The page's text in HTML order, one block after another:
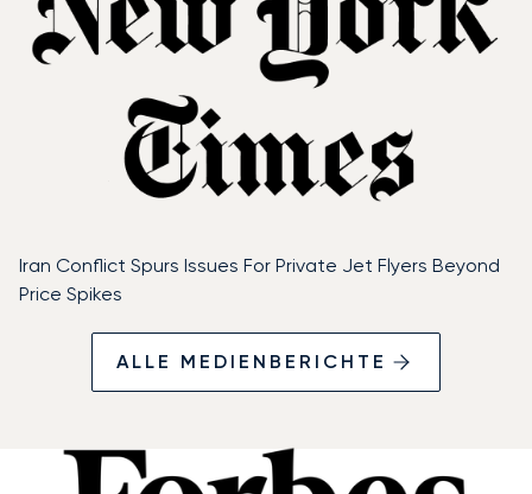
Iran Conflict Spurs Issues For Private Jet Flyers Beyond
Price Spikes
ALLE MEDIENBERICHTE